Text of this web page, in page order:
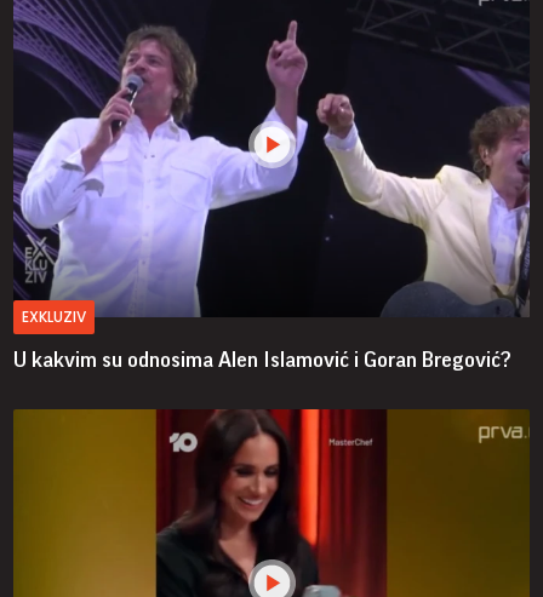
EXKLUZIV
U kakvim su odnosima Alen Islamović i Goran Bregović?